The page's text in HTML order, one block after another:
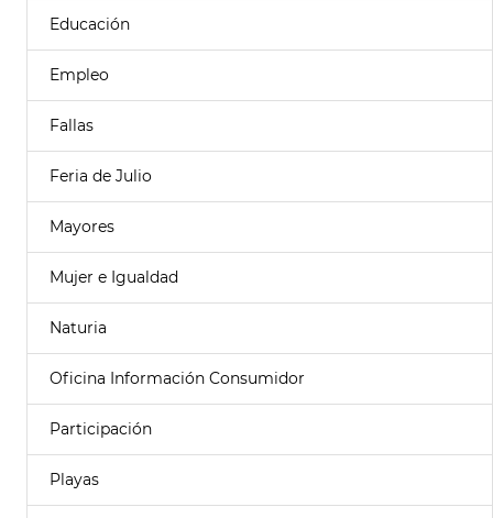
Educación
Empleo
Fallas
Feria de Julio
Mayores
Mujer e Igualdad
Naturia
Oficina Información Consumidor
Participación
Playas